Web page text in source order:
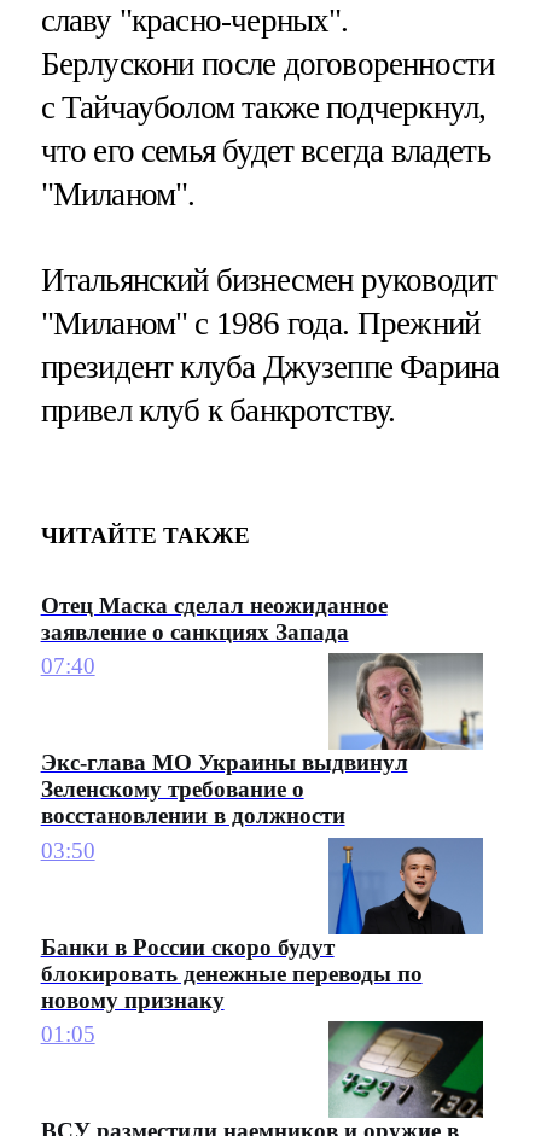
славу "красно-черных".
Берлускони после договоренности
с Тайчауболом также подчеркнул,
что его семья будет всегда владеть
"Миланом".
Итальянский бизнесмен руководит
"Миланом" с 1986 года. Прежний
президент клуба Джузеппе Фарина
привел клуб к банкротству.
ЧИТАЙТЕ ТАКЖЕ
Отец Маска сделал неожиданное
заявление о санкциях Запада
07:40
Экс-глава МО Украины выдвинул
Зеленскому требование о
восстановлении в должности
03:50
Банки в России скоро будут
блокировать денежные переводы по
новому признаку
01:05
ВСУ разместили наемников и оружие в